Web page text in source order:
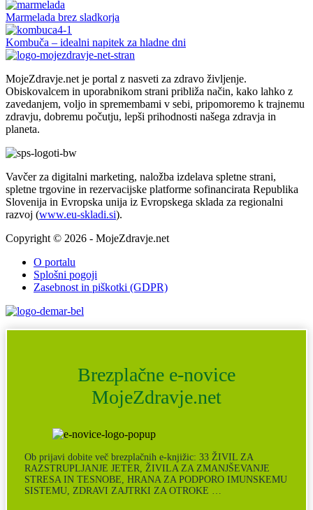
Marmelada brez sladkorja
Kombuča – idealni napitek za hladne dni
MojeZdravje.net je portal z nasveti za zdravo življenje.
Obiskovalcem in uporabnikom strani približa način, kako lahko z
zavedanjem, voljo in spremembami v sebi, pripomoremo k trajnemu
zdravju, dobremu počutju, lepši prihodnosti našega zdravja in
planeta.
Vavčer za digitalni marketing, naložba izdelava spletne strani,
spletne trgovine in rezervacijske platforme sofinancirata Republika
Slovenija in Evropska unija iz Evropskega sklada za regionalni
razvoj (www.eu-skladi.si).
Copyright © 2026 - MojeZdravje.net
O portalu
Splošni pogoji
Zasebnost in piškotki (GDPR)
Brezplačne e-novice
MojeZdravje.net
Ob prijavi dobite več brezplačnih e-knjižic: 33 ŽIVIL ZA
RAZSTRUPLJANJE JETER, ŽIVILA ZA ZMANJŠEVANJE
STRESA IN TESNOBE, HRANA ZA PODPORO IMUNSKEMU
SISTEMU, ZDRAVI ZAJTRKI ZA OTROKE …